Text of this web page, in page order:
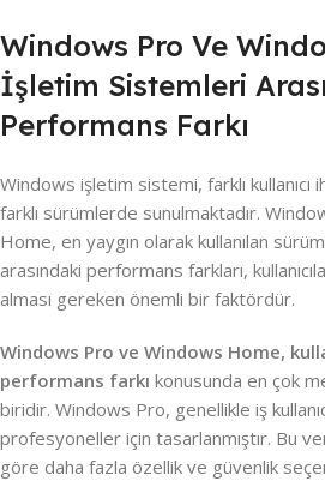
Windows Pro Ve
İşletim Sistemleri
Performans Farkı
Windows işletim sistemi, farklı kullanıcı
farklı sürümlerde sunulmaktadır.
Home, en yaygın olarak kullanılan
arasındaki performans farkları,
alması gereken önemli bir faktördür.
Windows Pro ve Windows Home,
performans farkı konusunda en çok
biridir. Windows Pro, genellikle iş
profesyoneller için tasarlanmıştır. Bu
göre daha fazla özellik ve güvenlik